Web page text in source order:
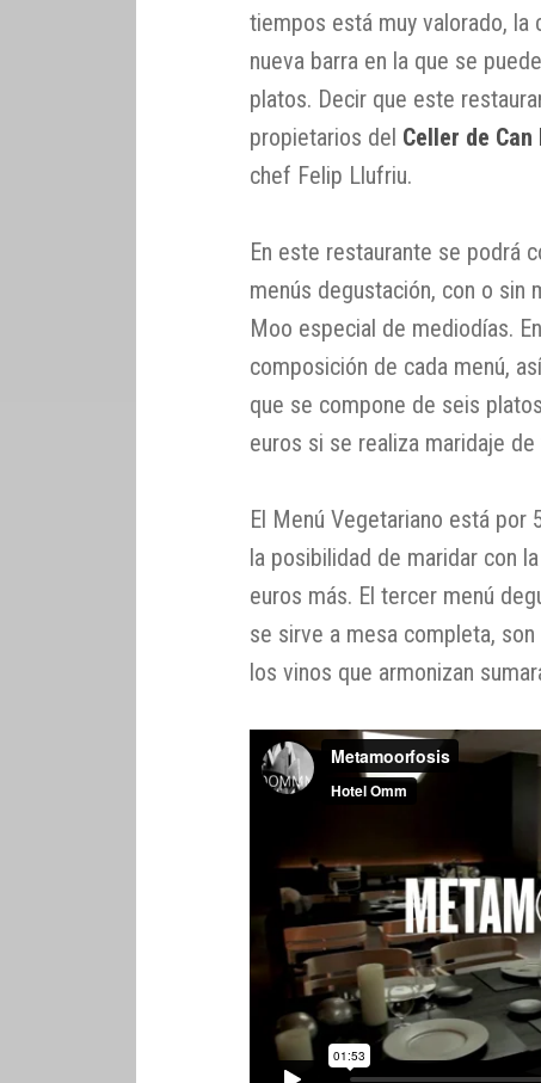
tiempos está muy valorado, la
nueva barra en la que se
platos. Decir que este
propietarios del Celler de Can
chef Felip Llufriu.
En este restaurante se podrá
menús degustación, con o sin
Moo especial de mediodías.
composición de cada menú,
que se compone de seis
euros si se realiza maridaje de
El Menú Vegetariano está por
la posibilidad de maridar con
euros más. El tercer menú
se sirve a mesa completa,
los vinos que armonizan